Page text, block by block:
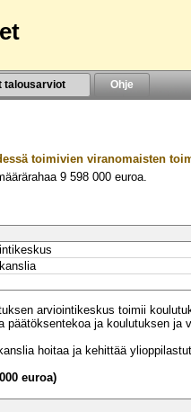
talousarviot Ohje
VUODELLE 2023
toimivien viranomaisten
9 598 000 euroa.
arviointikeskus toimii
päätöksentekoa ja koulutuksen ja
hoitaa ja kehittää
euroa)